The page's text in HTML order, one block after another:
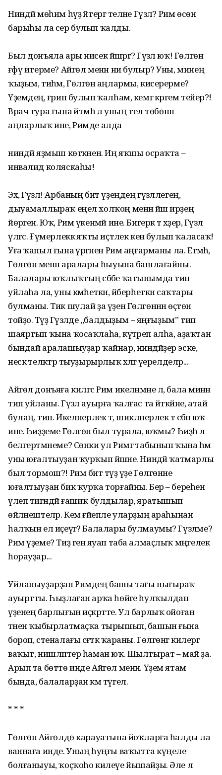
Ниндәй мөһим һүҙ әйтергә теләне Гүзәл? Рим өсөн
барыһы ла сер булып ҡалды.
Был донъяла ары нисек йәшәргә? Гүзәл юҡ! Гөлгөнә
ғәфү итерме? Айгөл менән ни булыр? Уны, минең
ҡыҙым, тиһәм, Гөлгөнә аңлармы, кисерерме?
Үҙемдең, ғәрип булып ҡалһам, кемгә кәрәгем тейер?!
Врач тура ғына әйтмәһә лә уның тел төбөнән
аңларлыҡ ине, Римде алда
ниндәй яҙмыш көткәнен. Иң яҡшы осраҡта –
инвалид коляскаһы!
Эх, Гүзәл! Арбаның бит үҙеңдең гүзәллегең,
дыуамаллыраҡ еңел холҡоң менән йәш ирҙең
йөрәген. Юҡ, Рим үкенмәй ине. Бигерәк тә хәҙер, Гүзәл
үлгәс. Ғүмерлеккә яҡты иҫтәлек кенә булып ҡаласаҡ!
Уға ҡапыл ғына әүрәгәнен Рим аңғарманы ла. Етмәһә,
Гөлгөнә менән аралары һыуына башлағайны.
Балалары юҡлыҡтың сәбәбе ҡатынымда тип
уйлаһа ла, уны кәмһеткән, йәберһеткән саҡтары
булманы. Тик шулай ҙа үҙен Гөлгөнәнән өҫтөн
тойҙо. Тәүҙә Гүзәлде ,,балдыҙым – яңғыҙым” тип
шаяртып ҡына ҡосаҡлаһа, күтәреп алһа, аҙаҡтан
бындай аралашыуҙар ҡайнар, ниндәйҙер эске,
нескә теләктәр тыуҙырырлыҡ хәлгә әүерелделәр...
Айгөл донъяға килгәс Рим икеләнмәне лә, бала минән
тип уйланы. Гүзәл ауырға ҡалғас та әйткәйне, атай
булаң, тип. Икеләнерлек тә, шикләнерлек тә сәбәп юҡ
ине. Һиҙҙеме Гөлгөнә был турала, юҡмы? Һиҙһә лә
белгертмәнеме? Сөнки ул Римгә табынып ҡына һәм
уны юғалтыуҙан ҡурҡып йәшәне. Ниндәй ҡатмарлы
был тормош?! Рим бит тәүҙә үҙе Гөлгөнәне
юғалтыуҙан бик ҡурҡа торғайны. Бер – береһенә
үлеп тигәндәй ғашиҡ булдылар, яратышып
өйләнештеләр. Кем ғәйепле уларҙың араһынан
һалҡын ел иҫеүгә? Балалары булмаумы? Гүзәлме?
Рим үҙеме? Тиҙ генә яуап таба алмаҫлыҡ мәңгелек
һорауҙар...
Уйланыуҙарҙан Римдең башы тағы нығыраҡ
ауыртты. Һыҙлаған арҡа һөйәге һулҡылдап
үҙенең барлығын иҫкәртте. Ул барлыҡ ойоған
тәнен ҡыбырлатмаҫҡа тырышып, башын ғына
бороп, стеналағы сәғәткә ҡараны. Гөлгөнәгә килергә
ваҡыт, нишләптер һаман юҡ. Шылтырат – май ҙа.
Арып та бөттө инде Айгөл менән. Үҙем ятам
бында, балаларҙан кәм түгел.
* * *
Гөлгөнә Айгөлдө карауатына йоҡларға һалды ла
ваннаға инде. Уның һуңғы ваҡытта күңеле
болғаныуы, ҡоҫҡоһо килеүе йышайҙы. Әле лә